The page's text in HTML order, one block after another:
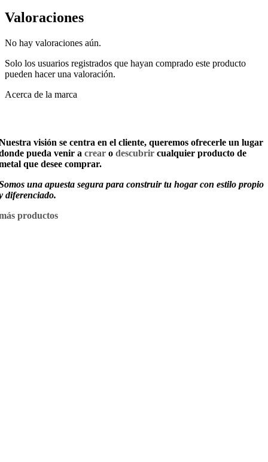
Valoraciones
No hay valoraciones aún.
Solo los usuarios registrados que hayan comprado este producto
pueden hacer una valoración.
Acerca de la marca
visión se centra en el cliente, queremos ofrecerle un lugar
pueda venir a crear o descubrir cualquier producto de
que desee comprar.
una apuesta segura para construir tu hogar con estilo propio
diferenciado.
productos